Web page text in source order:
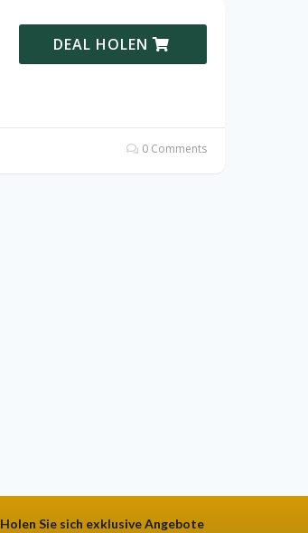
DEAL HOLEN
0 Comments
Holen Sie sich exklusive Angebote